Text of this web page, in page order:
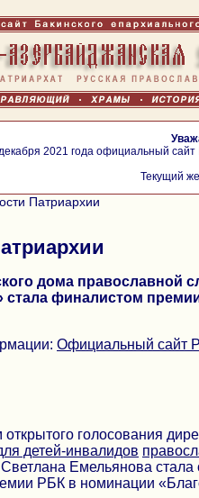
2021 года официальный
Текущий
Патриархии
дома православной
стала финалистом
Официальный сайт
открытого голосования
детей-инвалидов
Светлана Емельянова стала
РБК в номинации